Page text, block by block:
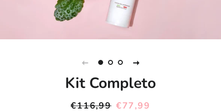
Kit Completo
Prezzo
€116,99 Prezzo
€77,99